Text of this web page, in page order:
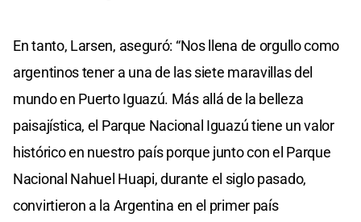
En tanto, Larsen, aseguró: “Nos llena de orgullo como
argentinos tener a una de las siete maravillas del
mundo en Puerto Iguazú. Más allá de la belleza
paisajística, el Parque Nacional Iguazú tiene un valor
histórico en nuestro país porque junto con el Parque
Nacional Nahuel Huapi, durante el siglo pasado,
convirtieron a la Argentina en el primer país